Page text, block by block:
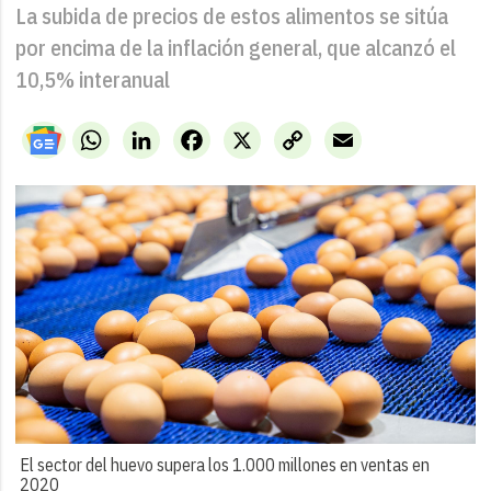
La subida de precios de estos alimentos se sitúa
por encima de la inflación general, que alcanzó el
10,5% interanual
WhatsAppLinkedIn X
Facebook
Copy
Link
Email
El sector del huevo supera los 1.000 millones en ventas en
2020